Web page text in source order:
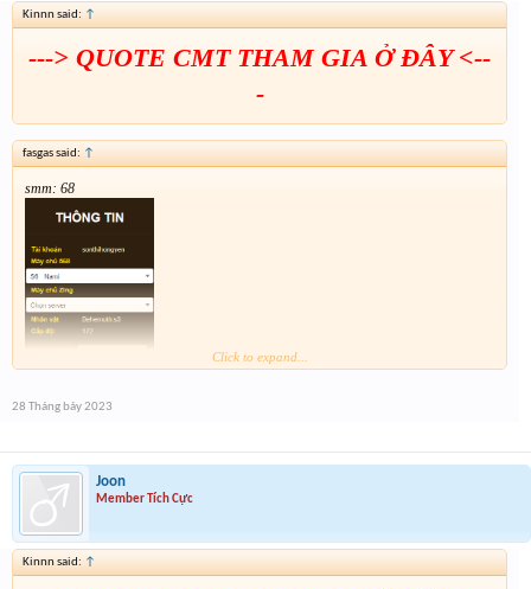
Kinnn said: ↑
---> QUOTE CMT THAM GIA Ở ĐÂY <--
-
fasgas said: ↑
smm: 68
Click to expand...
28 Tháng bảy 2023
Joon
Member Tích Cực
Kinnn said: ↑